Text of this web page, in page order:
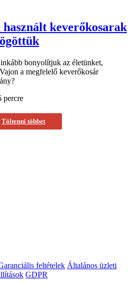
keverőkosarak
bonyolítjuk az életünket,
a megfelelő keverőkosár
percre
Töltenni többet
feltételek Általános üzleti
GDPR